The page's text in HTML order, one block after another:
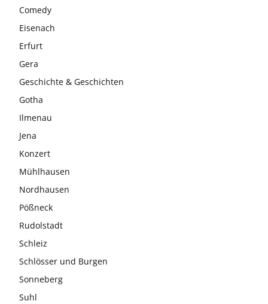
Comedy
Eisenach
Erfurt
Gera
Geschichte & Geschichten
Gotha
Ilmenau
Jena
Konzert
Mühlhausen
Nordhausen
Pößneck
Rudolstadt
Schleiz
Schlösser und Burgen
Sonneberg
Suhl